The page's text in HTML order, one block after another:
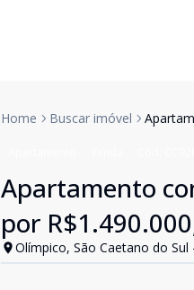
Home Buscar imóvel
Apartamento
por
Olímpico, São Caetano do Sul